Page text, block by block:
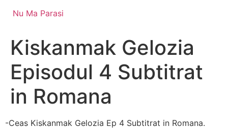
Nu Ma Parasi
Kiskanmak Gelozia
Episodul 4 Subtitrat
in Romana
-Ceas Kiskanmak Gelozia Ep 4 Subtitrat in Romana.